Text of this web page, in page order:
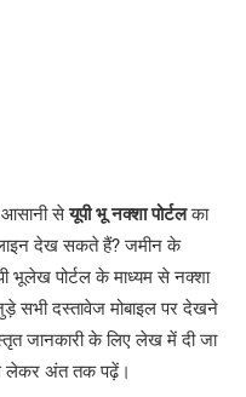
आसानी सेयूपी भू नक्शा पोर्टलका
देख सकते हैं? जमीन के
भूलेख पोर्टल के माध्यम से नक्शा
सभी दस्तावेज मोबाइल पर देखने
जानकारी के लिए लेख में दी जा
से लेकर अंत तक पढ़ें।